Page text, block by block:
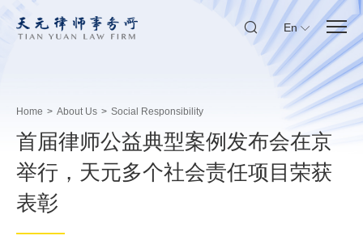
En
Home > About Us > Social Responsibility
首届律师公益典型案例发布会在京
举行，天元多个社会责任项目荣获
表彰